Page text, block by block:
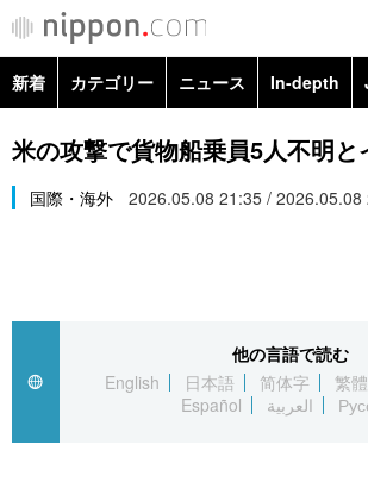
新着 カテゴリー ニュース In-depth
政治・外交
経済・ビジネス
社会
文化
科学・技術
米の攻撃で貨物船乗員5人不明と
国際・海外 2026.05.08 21:35 / 2026.05.08
他の言語で読む
English
日本語 简体字 繁
Español
العربية